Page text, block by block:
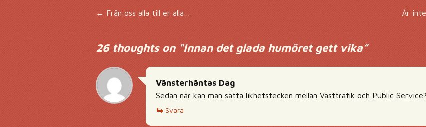
Inläggsnavigering
← Från oss alla till er alla… Är
26 thoughts on “Innan det glada humöret gett vika”
Vänsterhäntas Dag
Sedan när kan man sätta likhetstecken mellan Västtrafik och Public Service?
Svara